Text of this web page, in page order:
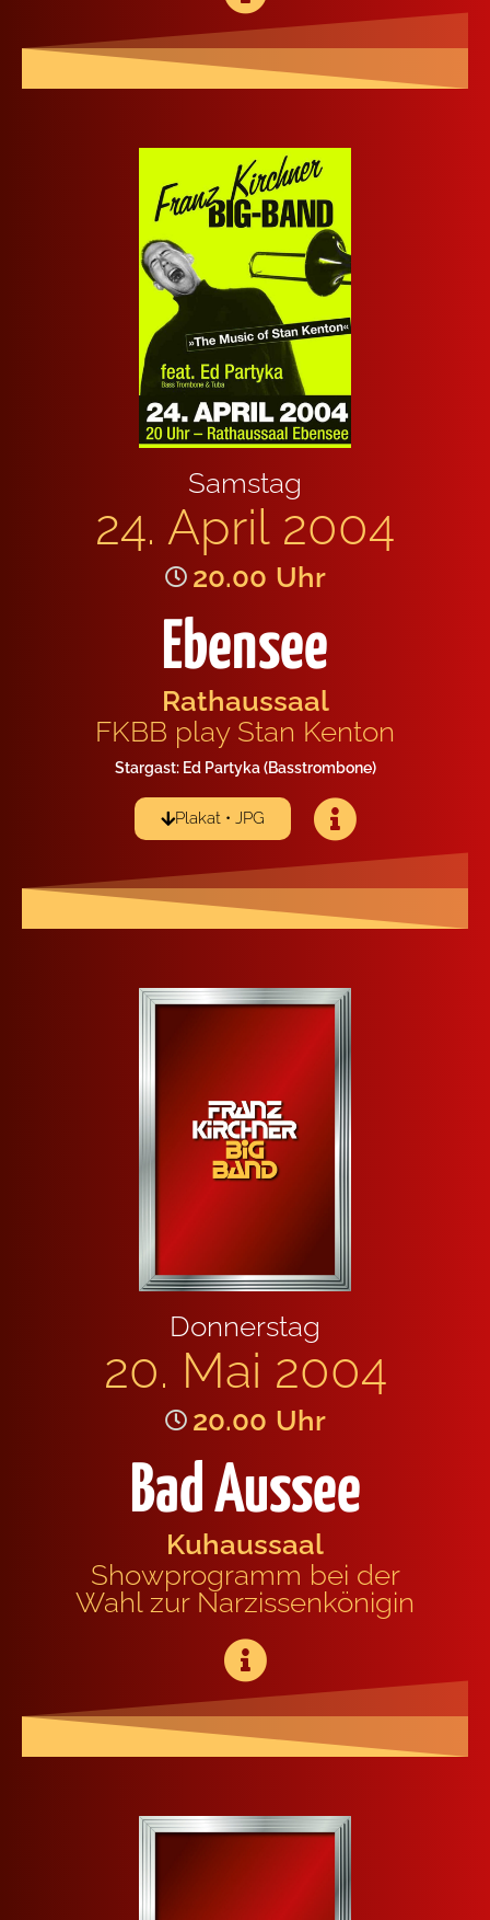
Sams­tag
24. April 2004
20.00 Uhr
Ebensee
Rat­haus­saal
FKBB play Stan Ken­ton
Star­gast: Ed Par­ty­ka (Basstrom­bo­ne)
Pla­kat • JPG
Don­ners­tag
20. Mai 2004
20.00 Uhr
Bad Aussee
Kuh­aus­saal
Show­pro­gramm bei der
Wahl zur Nar­zis­sen­kö­ni­gin